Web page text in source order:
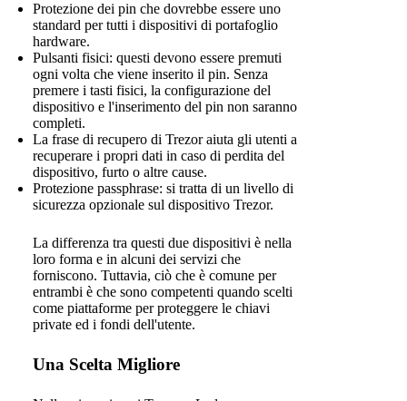
Protezione dei pin che dovrebbe essere uno
standard per tutti i dispositivi di portafoglio
hardware.
Pulsanti fisici: questi devono essere premuti
ogni volta che viene inserito il pin. Senza
premere i tasti fisici, la configurazione del
dispositivo e l'inserimento del pin non saranno
completi.
La frase di recupero di Trezor aiuta gli utenti a
recuperare i propri dati in caso di perdita del
dispositivo, furto o altre cause.
Protezione passphrase: si tratta di un livello di
sicurezza opzionale sul dispositivo Trezor.
La differenza tra questi due dispositivi è nella
loro forma e in alcuni dei servizi che
forniscono. Tuttavia, ciò che è comune per
entrambi è che sono competenti quando scelti
come piattaforme per proteggere le chiavi
private ed i fondi dell'utente.
Una Scelta Migliore